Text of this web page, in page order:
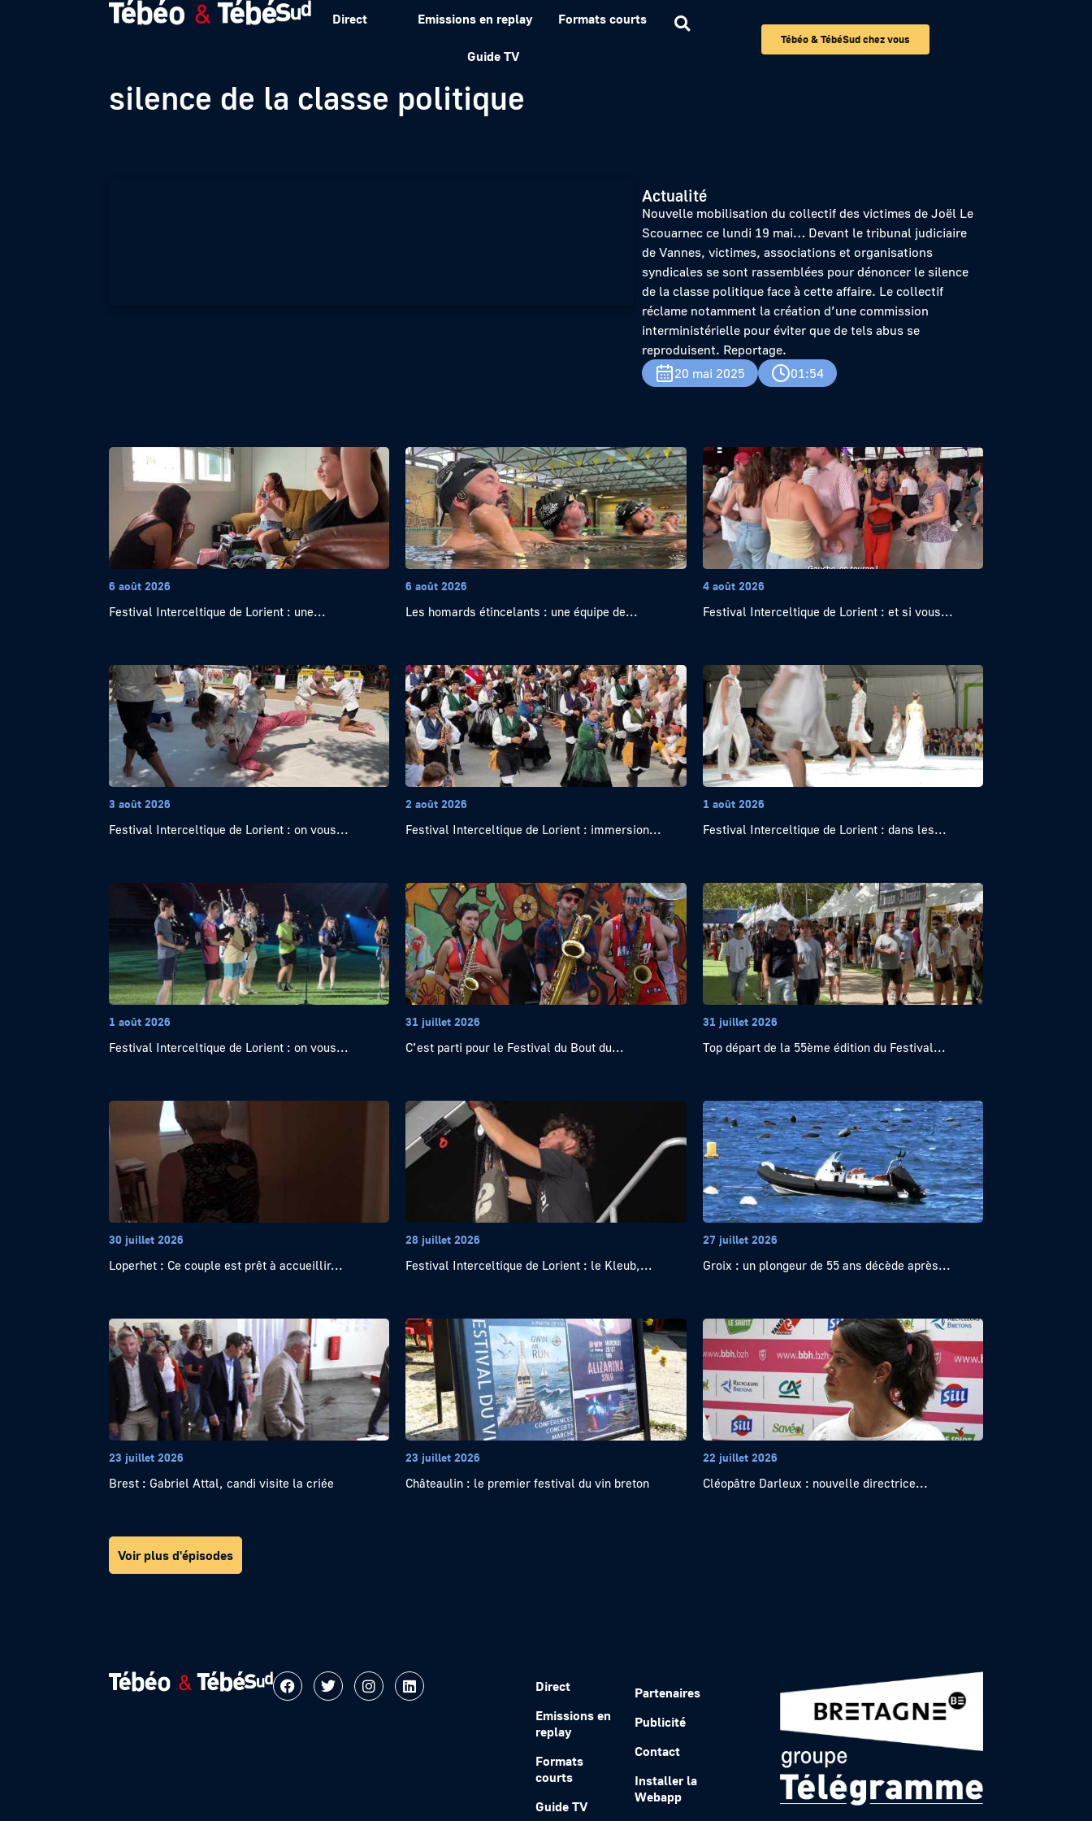
Direct Emissions en replay Formats courts
Guide TV
Tébéo & TébéSud chez vous
Procès Le Scouarnec : le collectif des victimes dénonce le
silence de la classe politique
Actualité
Nouvelle mobilisation du collectif des victimes de Joël Le
Scouarnec ce lundi 19 mai… Devant le tribunal judiciaire
de Vannes, victimes, associations et organisations
syndicales se sont rassemblées pour dénoncer le silence
de la classe politique face à cette affaire. Le collectif
réclame notamment la création d’une commission
interministérielle pour éviter que de tels abus se
reproduisent. Reportage.
20 mai 2025
01:54
6 août 2026
Festival Interceltique de Lorient : une...
6 août 2026
Les homards étincelants : une équipe de...
4 août 2026
Festival Interceltique de Lorient : et si vous...
3 août 2026
Festival Interceltique de Lorient : on vous...
2 août 2026
Festival Interceltique de Lorient : immersion...
1 août 2026
Festival Interceltique de Lorient : dans les...
1 août 2026
Festival Interceltique de Lorient : on vous...
31 juillet 2026
C’est parti pour le Festival du Bout du...
31 juillet 2026
Top départ de la 55ème édition du Festival...
30 juillet 2026
Loperhet : Ce couple est prêt à accueillir...
28 juillet 2026
Festival Interceltique de Lorient : le Kleub,...
27 juillet 2026
Groix : un plongeur de 55 ans décède après...
23 juillet 2026
Brest : Gabriel Attal, candi visite la criée
23 juillet 2026
Châteaulin : le premier festival du vin breton
22 juillet 2026
Cléopâtre Darleux : nouvelle directrice...
Voir plus d'épisodes
Direct
Emissions en
replay
Formats
courts
Guide TV
Partenaires
Publicité
Contact
Installer la
Webapp